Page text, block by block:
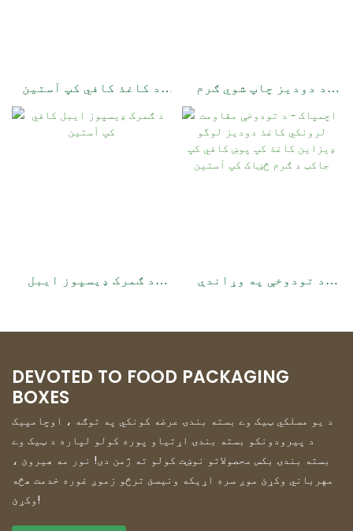
د کاغذ کافي کپ آستین
د دودیز چاپ شوي ګرم
د ګمرک ډیسپوز ایبل
د تودوخې په وړاندې
DEVOTED TO FOOD PACKAGING
BOXES
د یو مسلکي ټیک وے بسته بندۍ عرضه کونکي په توګه ، اوچامپیک
د پیرودونکو بسته بندۍ اړتیاو پوره کولو لپاره د ټیک وے
بسته بندۍ بکس محصولاتو نوښت کولو ته ژمن دی! نور مه هیروئ ،
مهرباني وکړئ موږ سره اړیکه ونیسئ ترڅو زموږ غوره خدمت هڅه
وکړئ!